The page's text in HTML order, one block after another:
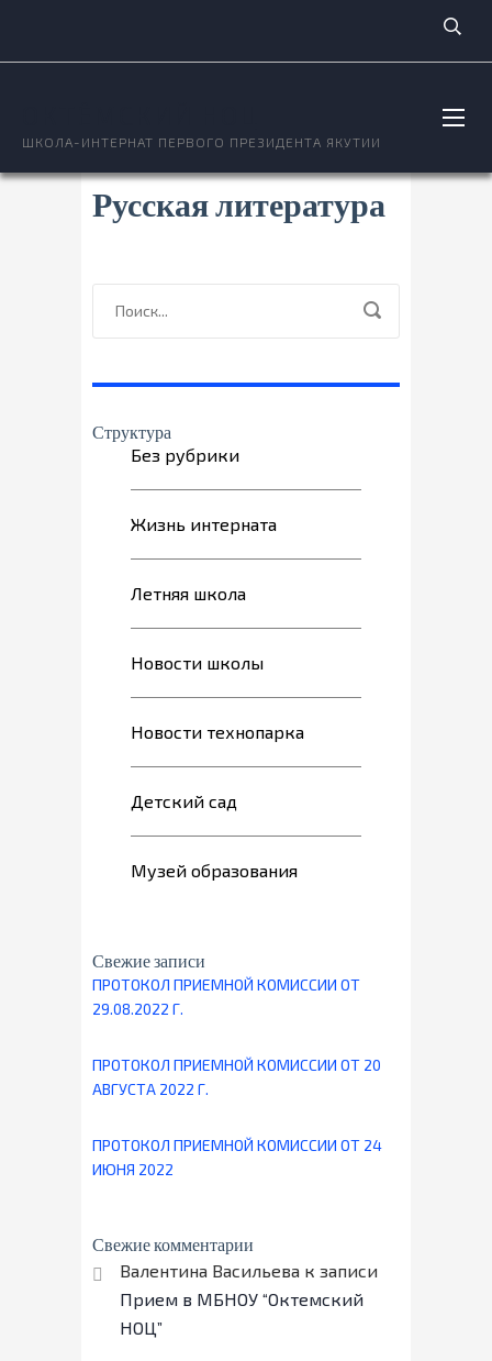
ШКОЛА-ИНТЕРНАТ ПЕРВОГО ПРЕЗИДЕНТА ЯКУТИИ
Русская литература
Структура
Без рубрики
Жизнь интерната
Летняя школа
Новости школы
Новости технопарка
Детский сад
Музей образования
Свежие записи
ПРОТОКОЛ ПРИЕМНОЙ КОМИССИИ ОТ
29.08.2022 Г.
ПРОТОКОЛ ПРИЕМНОЙ КОМИССИИ ОТ 20
АВГУСТА 2022 Г.
ПРОТОКОЛ ПРИЕМНОЙ КОМИССИИ ОТ 24
ИЮНЯ 2022
Свежие комментарии
Валентина Васильева к записи
Прием в МБНОУ “Октемский
НОЦ”